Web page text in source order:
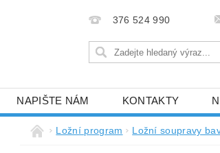
376 524 990
NAPIŠTE NÁM KONTAKTY
Ložní program Ložní soupravy